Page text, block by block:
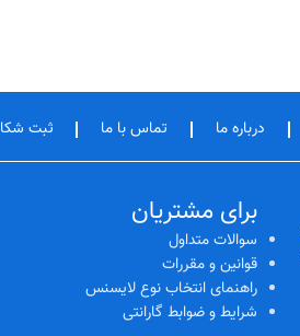
درباره ما تماس با ما ثبت
برای مشتریان
سوالات متداول
قوانین و مقررات
راهنمای انتخاب نوع لایسنس
شرایط و ضوابط گارانتی